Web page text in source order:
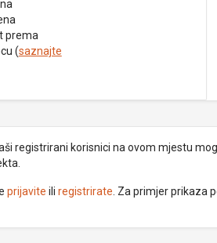
prema
(saznajte
registrirani korisnici na ovom mjestu
prijavite ili registrirate . Za primjer prikaza